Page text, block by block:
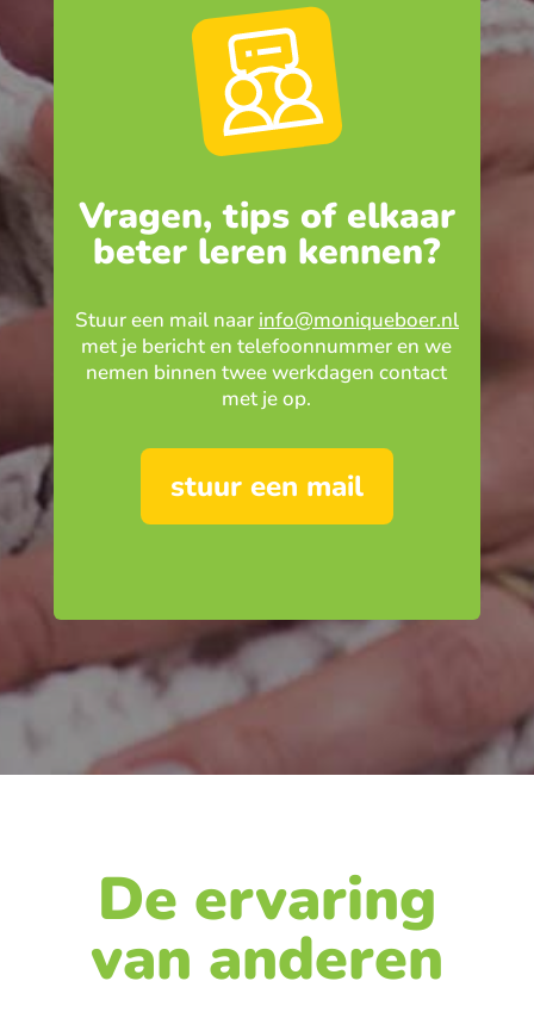
Vragen, tips of elkaar
beter leren kennen?
Stuur een mail naar info@moniqueboer.nl
met je bericht en telefoonnummer en we
nemen binnen twee werkdagen contact
met je op.
stuur een mail
De ervaring
van anderen